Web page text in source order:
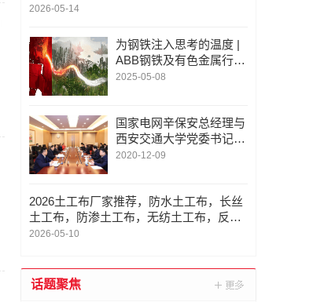
材，PE灌溉管，PE排水管公司优选！
2026-05-14
为钢铁注入思考的温度 |
ABB钢铁及有色金属行业
智能制造解决方案专属网
2025-05-08
国家电网辛保安总经理与
西安交通大学党委书记卢
建军会谈
2020-12-09
2026土工布厂家推荐，防水土工布，长丝
土工布，防渗土工布，无纺土工布，反滤
土工布厂家优选指南！
2026-05-10
话题聚焦